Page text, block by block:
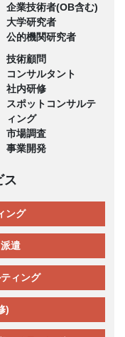
企業技術者(OB含む)
大学研究者
公的機関研究者
技術顧問
コンサルタント
社内研修
スポットコンサルテ
ィング
市場調査
事業開発
ス
ング
遣
ィング
)